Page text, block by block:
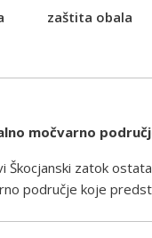
zaštita obala
močvarno
Škocjanski zatok
područje koje